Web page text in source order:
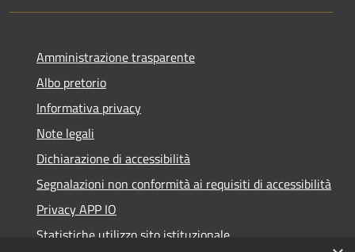
Amministrazione trasparente
Albo pretorio
Informativa privacy
Note legali
Dichiarazione di accessibilità
Segnalazioni non conformità ai requisiti di accessibilità
Privacy APP IO
Statistiche utilizzo sito istituzionale